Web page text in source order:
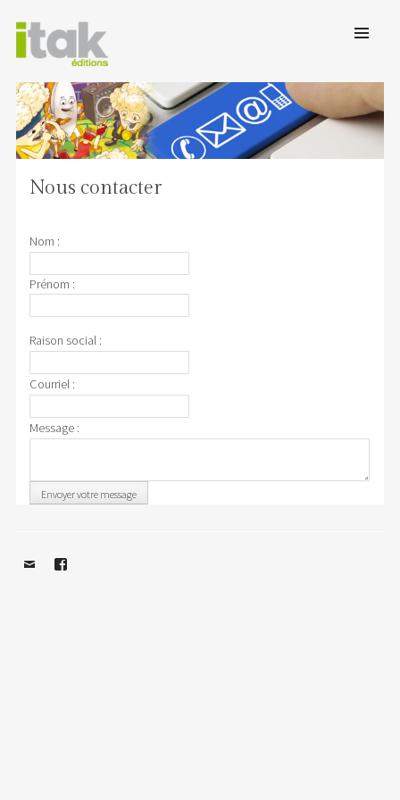
ITAK EDITIONS
Des livres pour tous
CONTENT
Nous contacter
Nom :
Prénom :
Raison social :
Courriel :
Message :
Envoyer votre message